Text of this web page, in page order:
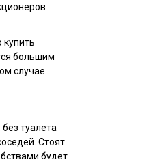
большим
случае
туалета
Стоят
будет